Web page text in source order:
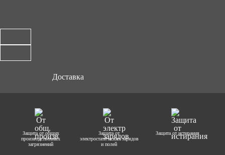
Доставка
Защита от общих
производственных
загрязнений
Защита от
электростатических зарядов
и полей
Защита от истирания